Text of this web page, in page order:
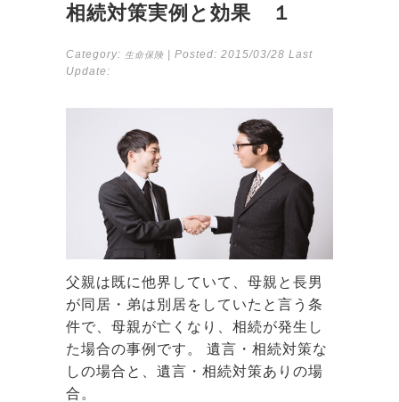
相続対策実例と効果 １
Category: 生命保険 | Posted: 2015/03/28 Last
Update:
父親は既に他界していて、母親と長男
が同居・弟は別居をしていたと言う条
件で、母親が亡くなり、相続が発生し
た場合の事例です。 遺言・相続対策な
しの場合と、遺言・相続対策ありの場
合。